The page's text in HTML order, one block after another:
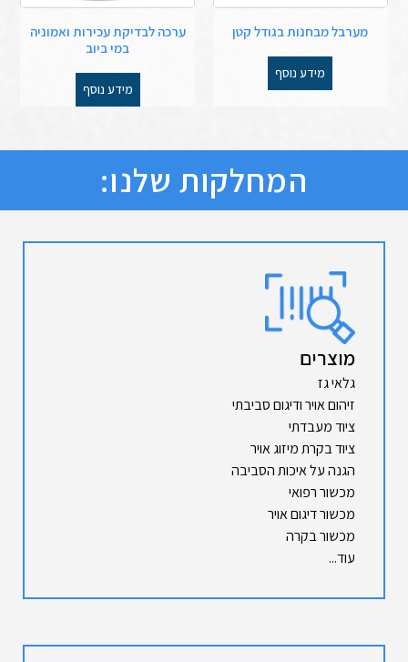
מערבל מבחנות בגודל קטן
מידע נוסף
ערכה לבדיקת עכירות ואמוניה
במי ביוב
מידע נוסף
המחלקות שלנו:
מוצרים
גלאי גז
זיהום אויר ודיגום סביבתי
ציוד מעבדתי
ציוד בקרת מיזוג אויר
הגנה על איכות הסביבה
מכשור רפואי
מכשור דיגום אויר
מכשור בקרה
עוד...